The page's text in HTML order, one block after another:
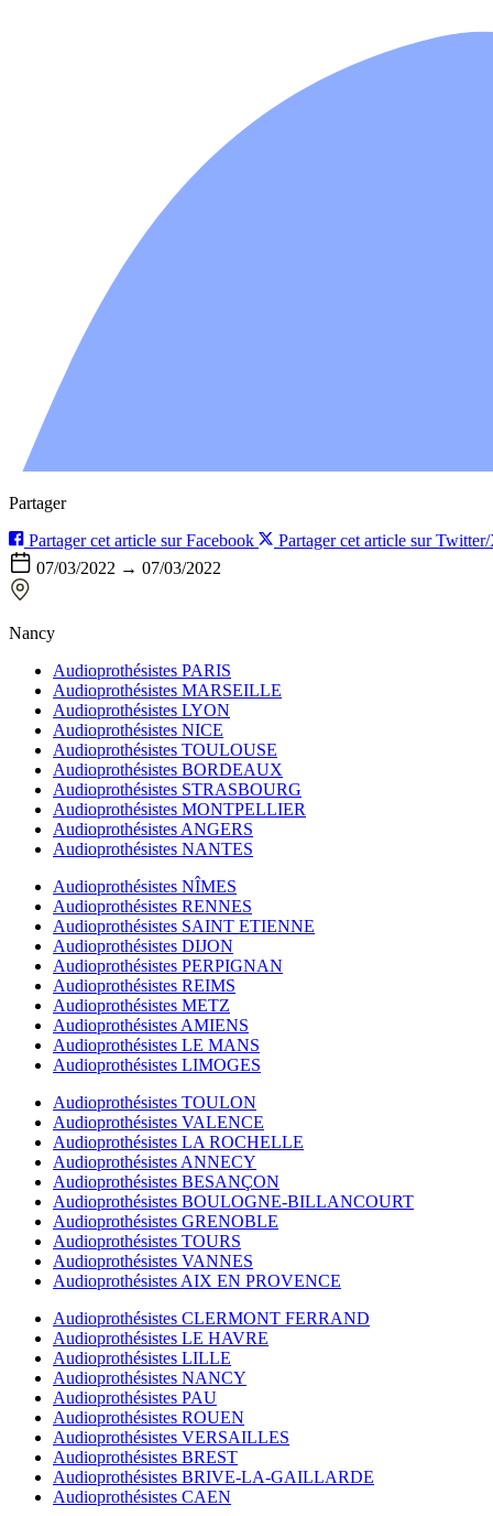
Partager
Partager cet article sur Facebook
Partager cet article sur
07/03/2022 → 07/03/2022
Nancy
Audioprothésistes PARIS
Audioprothésistes MARSEILLE
Audioprothésistes LYON
Audioprothésistes NICE
Audioprothésistes TOULOUSE
Audioprothésistes BORDEAUX
Audioprothésistes STRASBOURG
Audioprothésistes MONTPELLIER
Audioprothésistes ANGERS
Audioprothésistes NANTES
Audioprothésistes NÎMES
Audioprothésistes RENNES
Audioprothésistes SAINT ETIENNE
Audioprothésistes DIJON
Audioprothésistes PERPIGNAN
Audioprothésistes REIMS
Audioprothésistes METZ
Audioprothésistes AMIENS
Audioprothésistes LE MANS
Audioprothésistes LIMOGES
Audioprothésistes TOULON
Audioprothésistes VALENCE
Audioprothésistes LA ROCHELLE
Audioprothésistes ANNECY
Audioprothésistes BESANÇON
Audioprothésistes BOULOGNE-BILLANCOURT
Audioprothésistes GRENOBLE
Audioprothésistes TOURS
Audioprothésistes VANNES
Audioprothésistes AIX EN PROVENCE
Audioprothésistes CLERMONT FERRAND
Audioprothésistes LE HAVRE
Audioprothésistes LILLE
Audioprothésistes NANCY
Audioprothésistes PAU
Audioprothésistes ROUEN
Audioprothésistes VERSAILLES
Audioprothésistes BREST
Audioprothésistes BRIVE-LA-GAILLARDE
Audioprothésistes CAEN